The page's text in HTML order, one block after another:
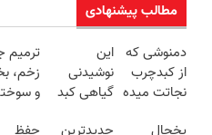
مطالب پیشنهادی
دمنوشی که
از کبدچرب
نجاتت میده
این
نوشیدنی
گیاهی کبد
ترمیم
زخم،
و